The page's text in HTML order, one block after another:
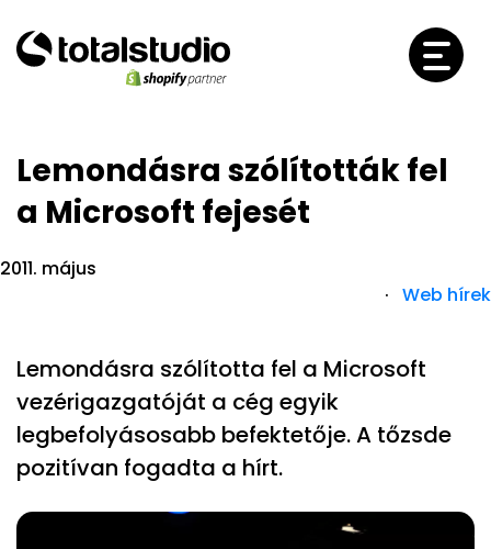
Lemondásra szólították fel
a Microsoft fejesét
2011. május
· Web hírek
Lemondásra szólította fel a Microsoft
vezérigazgatóját a cég egyik
legbefolyásosabb befektetője. A tőzsde
pozitívan fogadta a hírt.